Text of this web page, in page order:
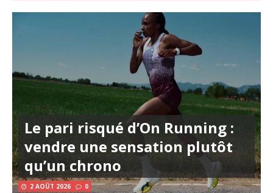
Le pari risqué d’On Running :
vendre une sensation plutôt
qu’un chrono
2 AOÛT 2026 0